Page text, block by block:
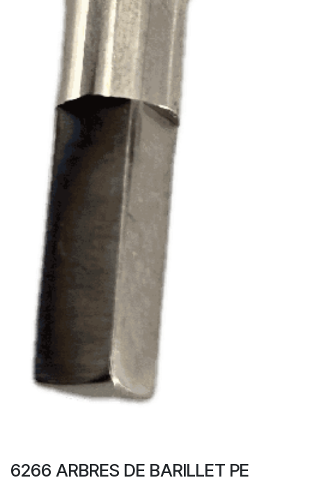
6266 ARBRES DE BARILLET PE